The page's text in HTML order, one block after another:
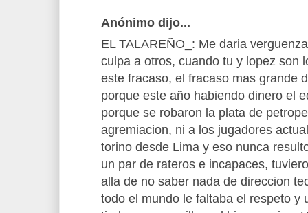
Anónimo dijo...
EL TALAREÑO_: Me daria
culpa a otros, cuando tu y lopez son
este fracaso, el fracaso mas grande
porque este año habiendo dinero el
porque se robaron la plata de
agremiacion, ni a los jugadores
torino desde Lima y eso nunca
un par de rateros e incapaces,
alla de no saber nada de direccion
todo el mundo le faltaba el respeto y